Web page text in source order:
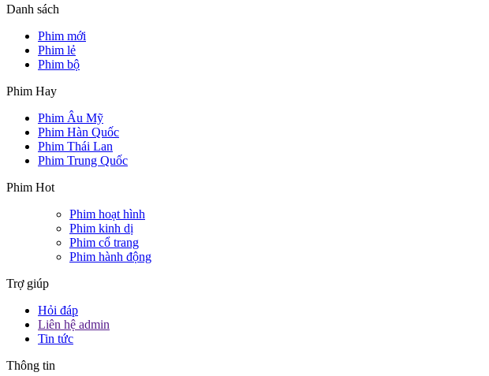
Danh sách
Phim mới
Phim lẻ
Phim bộ
Phim Hay
Phim Âu Mỹ
Phim Hàn Quốc
Phim Thái Lan
Phim Trung Quốc
Phim Hot
Phim hoạt hình
Phim kinh dị
Phim cổ trang
Phim hành động
Trợ giúp
Hỏi đáp
Liên hệ admin
Tin tức
Thông tin